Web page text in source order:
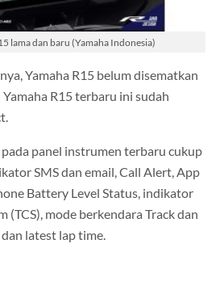
lama dan baru (Yamaha Indonesia)
Yamaha R15 belum disematkan
R15 terbaru ini sudah
panel instrumen terbaru cukup
SMS dan email, Call Alert, App
Battery Level Status, indikator
(TCS), mode berkendara Track dan
latest lap time.